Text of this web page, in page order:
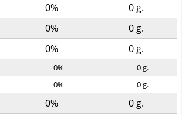
0% 0 g.
0% 0 g.
0% 0 g.
0% 0g.
0% 0g.
0% 0 g.